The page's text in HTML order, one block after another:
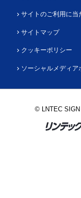
サイトのご利用に当
サイトマップ
クッキーポリシー
ソーシャルメディア
© LNTEC